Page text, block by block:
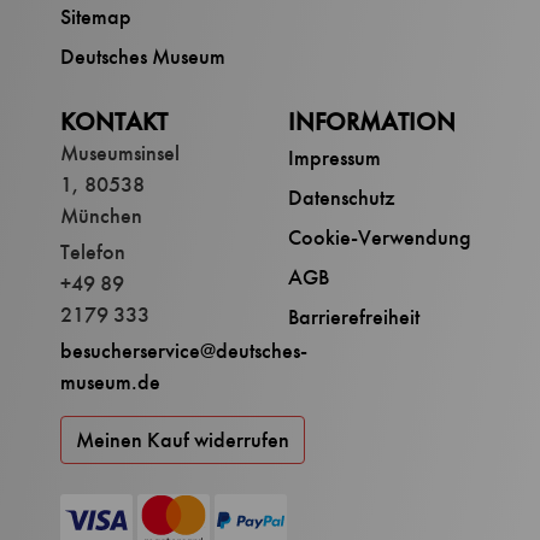
Sitemap
Deutsches Museum
INFORMATION
Impressum
Datenschutz
Cookie-Verwendung
AGB
Barrierefreiheit
KONTAKT
Museumsinsel
1, 80538
München
Telefon
+49 89
2179 333
besucherservice@deutsches-
museum.de
Meinen Kauf widerrufen